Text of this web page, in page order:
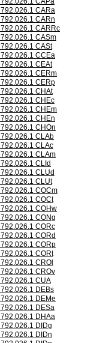
792.026.1 CARa
792.026.1 CARn
792.026.1 CARRc
792.026.1 CASm
792.026.1 CASt
792.026.1 CCEa
792.026.1 CEAt
792.026.1 CERm
792.026.1 CERp
792.026.1 CHAt
792.026.1 CHEc
792.026.1 CHEm
792.026.1 CHEn
792.026.1 CHOn
792.026.1 CLAb
792.026.1 CLAc
792.026.1 CLAm
792.026.1 CLId
792.026.1 CLUd
792.026.1 CLUt
792.026.1 COCm
792.026.1 COCt
792.026.1 COHw
792.026.1 CONg
792.026.1 CORc
792.026.1 CORd
792.026.1 CORp
792.026.1 CORt
792.026.1 CROl
792.026.1 CROv
792.026.1 CUA
792.026.1 DEBs
792.026.1 DEMe
792.026.1 DESa
792.026.1 DHAa
792.026.1 DIDg
792.026.1 DIDn